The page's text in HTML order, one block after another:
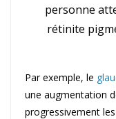
personne
rétinite
Par exemple, le
une augmentation
progressivement